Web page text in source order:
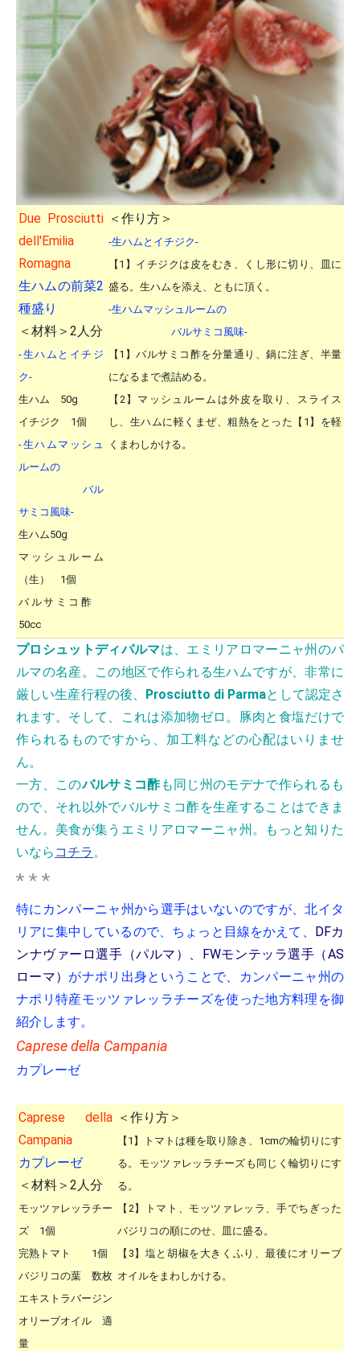
Due Prosciutti
dell'Emilia
Romagna
生ハムの前菜2
種盛り
＜材料＞2人分
-生ハムとイチジ
ク-
生ハム 50g
イチジク 1個
-生ハムマッシュ
ルームの
バル
サミコ風味-
生ハム50g
マッシュルーム
（生） 1個
バルサミコ酢
50cc
＜作り方＞
-生ハムとイチジク-
【1】イチジクは皮をむき、くし形に切り、皿に
盛る。生ハムを添え、ともに頂く。
-生ハムマッシュルームの
バルサミコ風味-
【1】バルサミコ酢を分量通り、鍋に注ぎ、半量
になるまで煮詰める。
【2】マッシュルームは外皮を取り、スライス
し、生ハムに軽くまぜ、粗熱をとった【1】を軽
くまわしかける。
プロシュットディパルマは、エミリアロマーニャ州のパ
ルマの名産。この地区で作られる生ハムですが、非常に
厳しい生産行程の後、 Prosciutto di Parmaとして認定さ
れます。そして、これは添加物ゼロ。豚肉と食塩だけで
作られるものですから、加工料などの心配はいりませ
ん。
一方、このバルサミコ酢も同じ州のモデナで作られるも
ので、それ以外でバルサミコ酢を生産することはできま
せん。美食が集うエミリアロマーニャ州。もっと知りた
いなら コチラ。
* * *
特にカンパーニャ州から選手はいないのですが、北イタ
リアに集中しているので、ちょっと目線をかえて、 DFカ
ンナヴァーロ選手（パルマ）、FWモンテッラ選手（AS
ローマ） がナポリ出身ということで、カンパーニャ州の
ナポリ特産モッツァレッラチーズを使った地方料理を御
紹介します。
Caprese della Campania
カプレーゼ
Caprese della
Campania
カプレーゼ
＜材料＞2人分
モッツァレッラチー
ズ 1個
完熟トマト 1個
バジリコの葉 数枚
エキストラバージン
オリーブオイル 適
量
＜作り方＞
【1】トマトは種を取り除き、1cmの輪切りにす
る。モッツァレッラチーズも同じく輪切りにす
る。
【2】トマト、モッツァレッラ、手でちぎった
バジリコの順にのせ、皿に盛る。
【3】塩と胡椒を大きくふり、最後にオリーブ
オイルをまわしかける。